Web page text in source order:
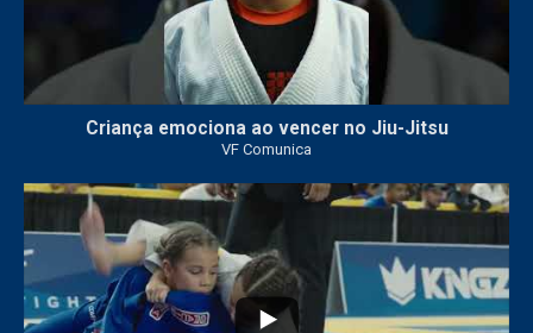
Criança emociona ao vencer no Jiu-Jitsu
VF Comunica
...